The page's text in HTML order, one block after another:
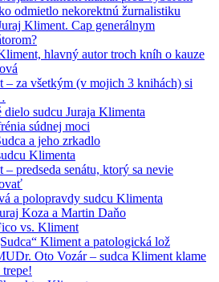
odmietlo nekorektnú žurnalistiku
Kliment. Cap generálnym
hlavný autor troch kníh o kauze
– za všetkým (v mojich 3 knihách) si
dielo sudcu Juraja Klimenta
súdnej moci
a jeho zrkadlo
Klimenta
– predseda senátu, ktorý sa nevie
a polopravdy sudcu Klimenta
Koza a Martin Daňo
vs. Kliment
Kliment a patologická lož
Oto Vozár – sudca Kliment klame
trepe!